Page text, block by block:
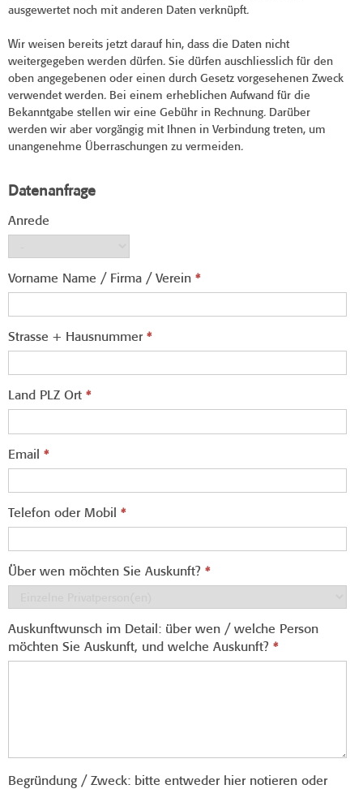
ausgewertet noch mit anderen Daten verknüpft.
Wir weisen bereits jetzt darauf hin, dass die Daten nicht
weitergegeben werden dürfen. Sie dürfen auschliesslich für den
oben angegebenen oder einen durch Gesetz vorgesehenen Zweck
verwendet werden. Bei einem erheblichen Aufwand für die
Bekanntgabe stellen wir eine Gebühr in Rechnung. Darüber
werden wir aber vorgängig mit Ihnen in Verbindung treten, um
unangenehme Überraschungen zu vermeiden.
Datenanfrage
Anrede
Vorname Name / Firma / Verein *
Strasse + Hausnummer *
Land PLZ Ort *
Email *
Telefon oder Mobil *
Über wen möchten Sie Auskunft? *
Auskunftwunsch im Detail: über wen / welche Person
möchten Sie Auskunft, und welche Auskunft? *
Begründung / Zweck: bitte entweder hier notieren oder